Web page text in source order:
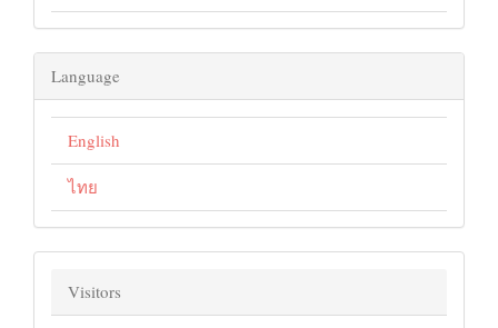
Language
English
ไทย
Visitors